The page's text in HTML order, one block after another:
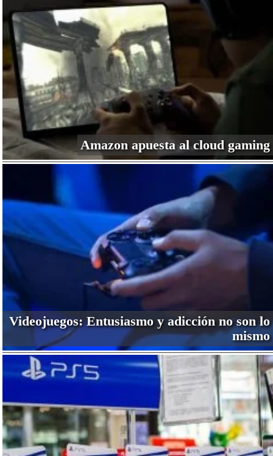
Amazon apuesta al cloud gaming
Videojuegos: Entusiasmo y adicción no son lo
mismo